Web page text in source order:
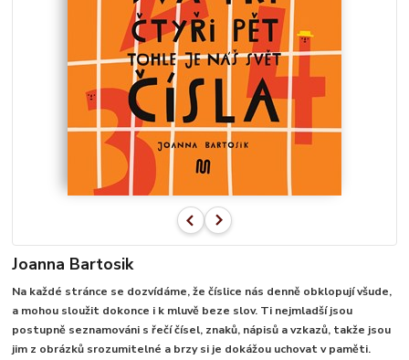
Joanna Bartosik
Na každé stránce se dozvídáme, že číslice nás denně obklopují všude,
a mohou sloužit dokonce i k mluvě beze slov. Ti nejmladší jsou
postupně seznamováni s řečí čísel, znaků, nápisů a vzkazů, takže jsou
jim z obrázků srozumitelné a brzy si je dokážou uchovat v paměti.